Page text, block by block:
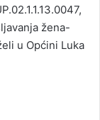
žena-
u Općini Luka